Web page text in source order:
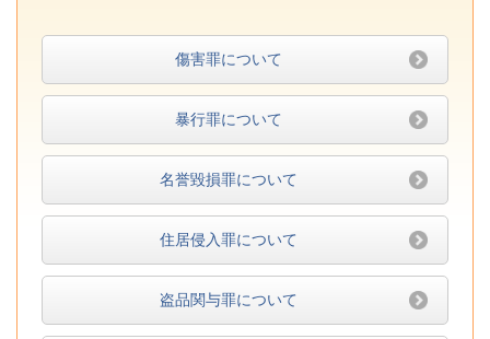
傷害罪について
暴行罪について
名誉毀損罪について
住居侵入罪について
盗品関与罪について